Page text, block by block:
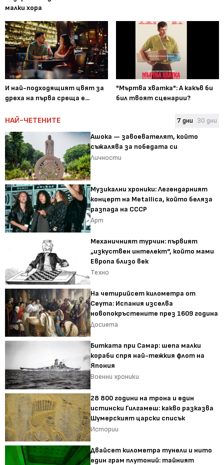
малки хора
И най-подходящият цвят за
дреха на първа среща е...
"Мъртва хватка": А какъв би
бил твоят сценарии?
НАЙ-ЧЕТЕНИТЕ 7 дни 30 дни
Ашока — завоевателят, който
съжалява за победата си
Личности
Музикални хроники: Легендарният
концерт на Metallica, който беляза
разпада на СССР
Арт
Механичният турчин: първият
„изкуствен интелект“, който мами
Европа близо век
Техно
На четирийсет километра от
Сеута: Испания изселва
новопокръстените през 1609 година
Досиета
Битката при Самар: шепа малки
кораби спря най-тежкия флот на
Япония
Военни хроники
28 800 години на трона и един
истински Гилгамеш: какво разказва
Шумерският царски списък
Истории
Двайсет километра тунели и нито
един грам плутоний: тайният